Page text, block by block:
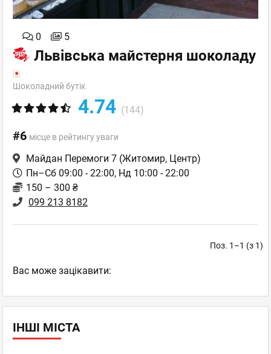
0 5
Львівська майстерня шоколаду
Шоколадний бутік
4.74 (144)
#6 місце в рейтингу уваги
Майдан Перемоги 7 (Житомир, Центр)
Пн–Сб 09:00 - 22:00, Нд 10:00 - 22:00
150 – 300 ₴
099 213 8182
Поз. 1–1 (з 1)
Вас може зацікавити:
ІНШІ МІСТА